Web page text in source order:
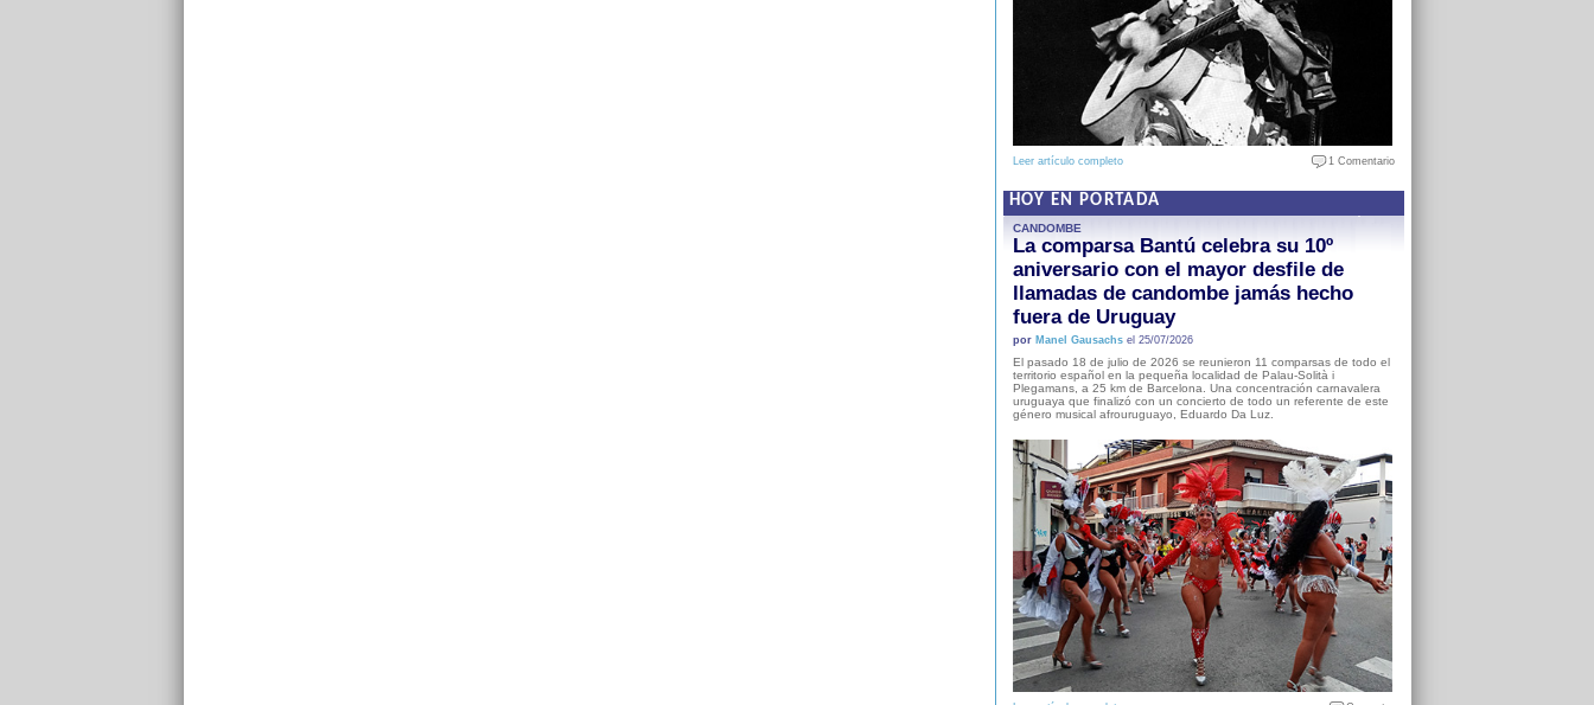
Leer artículo completo 1 Comentario
HOY EN PORTADA
CANDOMBE
La comparsa Bantú celebra su 10º
aniversario con el mayor desfile de
llamadas de candombe jamás hecho
fuera de Uruguay
por Manel Gausachsel 25/07/2026
El pasado 18 de julio de 2026 se reunieron 11 comparsas de todo el
territorio español en la pequeña localidad de Palau-Solità i
Plegamans, a 25 km de Barcelona. Una concentración carnavalera
uruguaya que finalizó con un concierto de todo un referente de este
género musical afrouruguayo, Eduardo Da Luz.